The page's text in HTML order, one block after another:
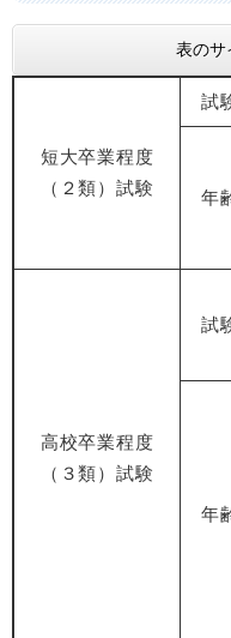
表のサ
短大卒業程度
（２類）試験
試
年
高校卒業程度
（３類）試験
試
年